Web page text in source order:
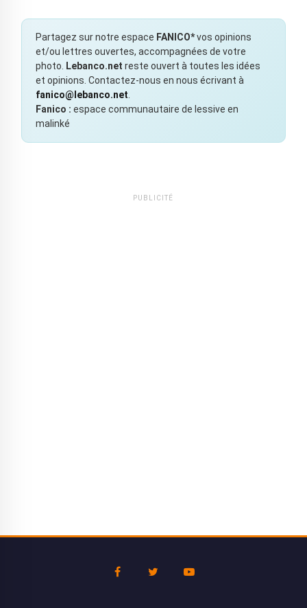
Partagez sur notre espace FANICO*vos opinions
et/ou lettres ouvertes, accompagnées de votre
photo.
Lebanco.net reste ouvert à toutes les idées
et opinions. Contactez-nous en nous écrivant à
fanico@lebanco.net
Fanico : espace communautaire de lessive en
malinké
PUBLICITÉ